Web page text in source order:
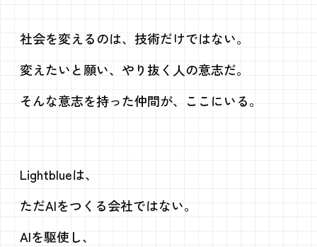
社会を変えるのは、技術だけではない。
変えたいと願い、やり抜く人の意志だ。
そんな意志を持った仲間が、 ここにいる。
Lightblueは、
ただAIをつくる会社ではない。
AIを駆使し、